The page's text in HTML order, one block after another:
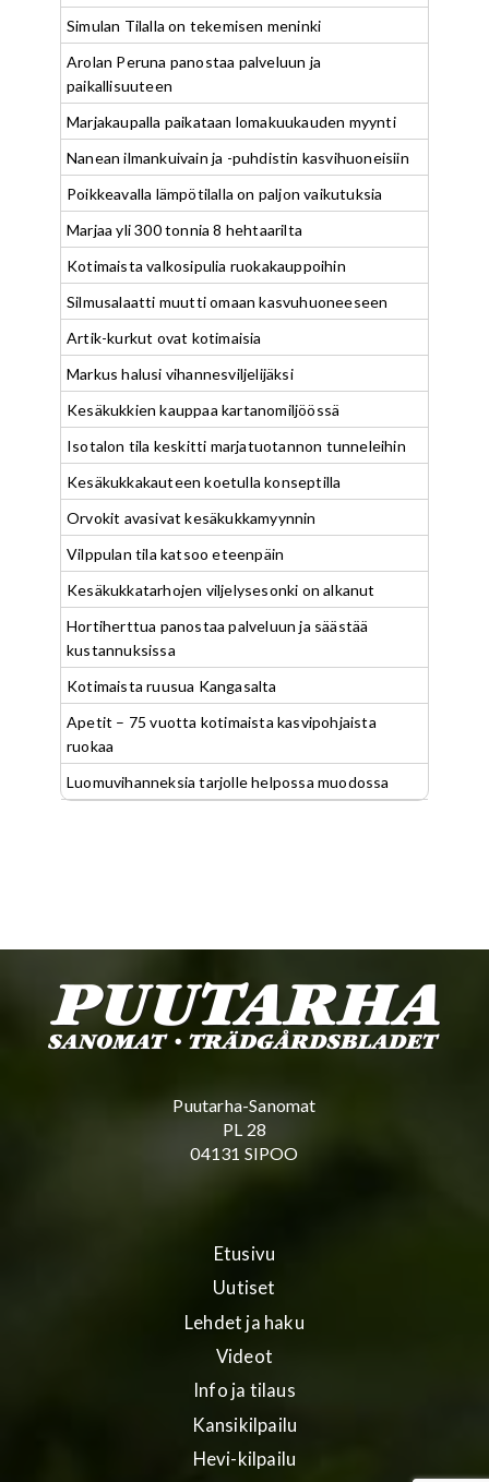
Simulan Tilalla on tekemisen meninki
Arolan Peruna panostaa palveluun ja
paikallisuuteen
Marjakaupalla paikataan lomakuukauden myynti
Nanean ilmankuivain ja -puhdistin kasvihuoneisiin
Poikkeavalla lämpötilalla on paljon vaikutuksia
Marjaa yli 300 tonnia 8 hehtaarilta
Kotimaista valkosipulia ruokakauppoihin
Silmusalaatti muutti omaan kasvuhuoneeseen
Artik-kurkut ovat kotimaisia
Markus halusi vihannesviljelijäksi
Kesäkukkien kauppaa kartanomiljöössä
Isotalon tila keskitti marjatuotannon tunneleihin
Kesäkukkakauteen koetulla konseptilla
Orvokit avasivat kesäkukkamyynnin
Vilppulan tila katsoo eteenpäin
Kesäkukkatarhojen viljelysesonki on alkanut
Hortiherttua panostaa palveluun ja säästää
kustannuksissa
Kotimaista ruusua Kangasalta
Apetit – 75 vuotta kotimaista kasvipohjaista
ruokaa
Luomuvihanneksia tarjolle helpossa muodossa
Puutarha-Sanomat
PL 28
04131 SIPOO
Etusivu
Uutiset
Lehdet ja haku
Videot
Info ja tilaus
Kansikilpailu
Hevi-kilpailu